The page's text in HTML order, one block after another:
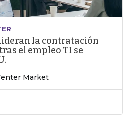
la contratación
el empleo TI se
Market